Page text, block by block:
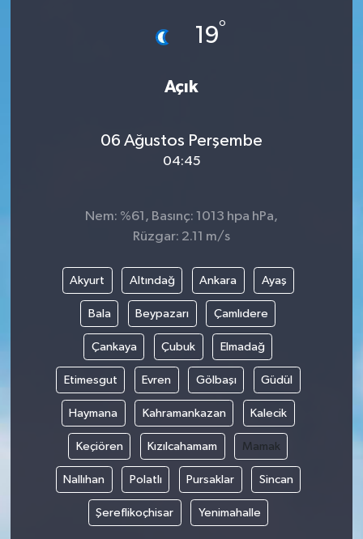
19°
Açık
06 Ağustos Perşembe
04:45
Nem: %61, Basınç: 1013 hpa hPa,
Rüzgar: 2.11 m/s
Akyurt Altındağ Ankara Ayaş
Bala Beypazarı Çamlıdere
Çankaya Çubuk Elmadağ
Etimesgut Evren Gölbaşı Güdül
Haymana Kahramankazan Kalecik
Keçiören Kızılcahamam Mamak
Nallıhan Polatlı Pursaklar Sincan
Şereflikoçhisar Yenimahalle
Yaşam
Yurttan